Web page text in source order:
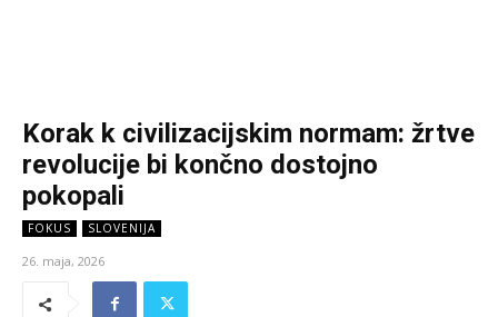
Korak k civilizacijskim normam: žrtve
revolucije bi končno dostojno
pokopali
FOKUS SLOVENIJA
26. maja, 2026